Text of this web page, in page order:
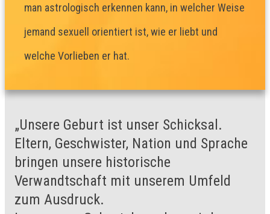
man astrologisch erkennen kann, in welcher Weise
jemand sexuell orientiert ist, wie er liebt und
welche Vorlieben er hat.
„Unsere Geburt ist unser Schicksal.
Eltern, Geschwister, Nation und Sprache
bringen unsere historische
Verwandtschaft mit unserem Umfeld
zum Ausdruck.